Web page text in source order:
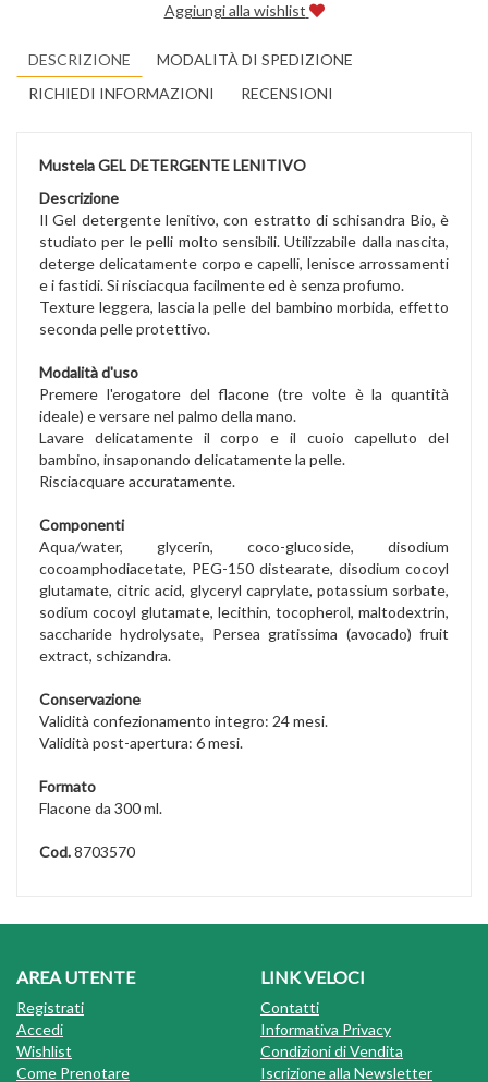
Aggiungi alla wishlist
DESCRIZIONE
MODALITÀ DI SPEDIZIONE
RICHIEDI INFORMAZIONI
RECENSIONI
Mustela GEL DETERGENTE LENITIVO
Descrizione
Il Gel detergente lenitivo, con estratto di schisandra Bio, è
studiato per le pelli molto sensibili. Utilizzabile dalla nascita,
deterge delicatamente corpo e capelli, lenisce arrossamenti
e i fastidi. Si risciacqua facilmente ed è senza profumo.
Texture leggera, lascia la pelle del bambino morbida, effetto
seconda pelle protettivo.
Modalità d'uso
Premere l'erogatore del flacone (tre volte è la quantità
ideale) e versare nel palmo della mano.
Lavare delicatamente il corpo e il cuoio capelluto del
bambino, insaponando delicatamente la pelle.
Risciacquare accuratamente.
Componenti
Aqua/water, glycerin, coco-glucoside, disodium
cocoamphodiacetate, PEG-150 distearate, disodium cocoyl
glutamate, citric acid, glyceryl caprylate, potassium sorbate,
sodium cocoyl glutamate, lecithin, tocopherol, maltodextrin,
saccharide hydrolysate, Persea gratissima (avocado) fruit
extract, schizandra.
Conservazione
Validità confezionamento integro: 24 mesi.
Validità post-apertura: 6 mesi.
Formato
Flacone da 300 ml.
Cod.8703570
AREA UTENTE
Registrati
Accedi
Wishlist
Come Prenotare
LINK VELOCI
Contatti
Informativa Privacy
Condizioni di Vendita
Iscrizione alla Newsletter